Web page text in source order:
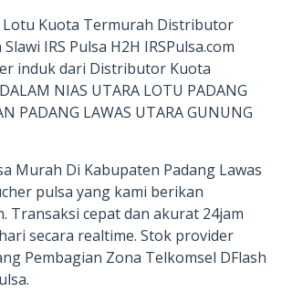
Lotu Kuota Termurah Distributor
IRS Pulsa H2H IRSPulsa.com
induk dari Distributor Kuota
NIAS UTARA LOTU PADANG
PADANG LAWAS UTARA GUNUNG
Murah Di Kabupaten Padang Lawas
pulsa yang kami berikan
Transaksi cepat dan akurat 24jam
secara realtime. Stok provider
Pembagian Zona Telkomsel DFlash